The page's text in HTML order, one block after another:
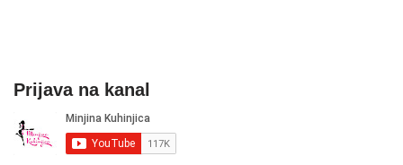
Prijava na kanal